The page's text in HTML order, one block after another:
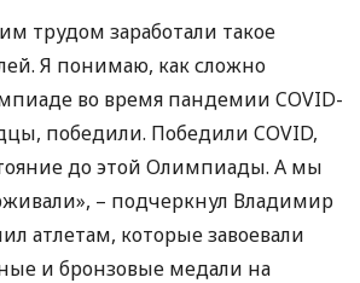
трудом заработали такое
Я понимаю, как сложно
во время пандемии COVID-
победили. Победили COVID,
до этой Олимпиады. А мы
– подчеркнул Владимир
атлетам, которые завоевали
и бронзовые медали на